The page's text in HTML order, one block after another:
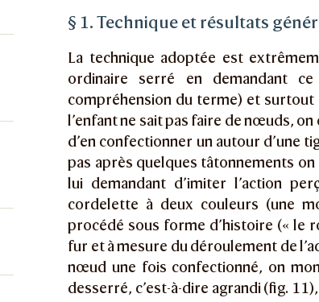
§ 1. Technique et résultats
La technique adoptée est
ordinaire serré en demandant
compréhension du terme) et surtout
l’enfant ne sait pas faire de nœuds,
d’en confectionner un autour d’une
pas après quelques tâtonnements
lui demandant d’imiter l’action
cordelette à deux couleurs (une
procédé sous forme d’histoire (« le
fur et à mesure du déroulement de
nœud une fois confectionné, on
desserré, c’est-à-dire agrandi (fig.